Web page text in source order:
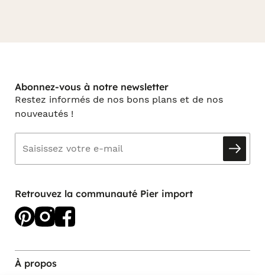
Abonnez-vous à notre newsletter
Restez informés de nos bons plans et de nos
nouveautés !
Retrouvez la communauté Pier import
À propos